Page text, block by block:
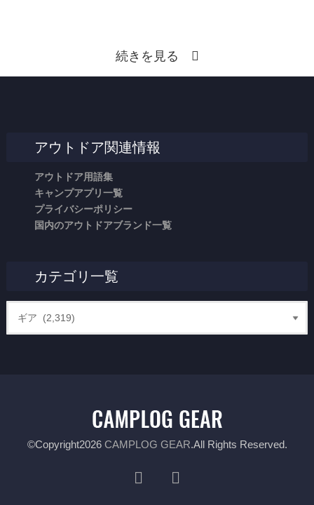
続きを見る
アウトドア関連情報
アウトドア用語集
キャンプアプリ一覧
プライバシーポリシー
国内のアウトドアブランド一覧
カテゴリ一覧
©Copyright2026 CAMPLOG GEAR.All Rights Reserved.